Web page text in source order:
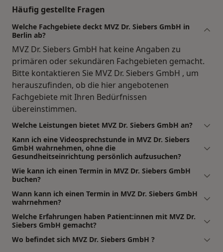
Häufig gestellte Fragen
Welche Fachgebiete deckt MVZ Dr. Siebers GmbH in
Berlin ab?
MVZ Dr. Siebers GmbH hat keine Angaben zu
primären oder sekundären Fachgebieten gemacht.
Bitte kontaktieren Sie MVZ Dr. Siebers GmbH , um
herauszufinden, ob die hier angebotenen
Fachgebiete mit Ihren Bedürfnissen
übereinstimmen.
Welche Leistungen bietet MVZ Dr. Siebers GmbH an?
Kann ich eine Videosprechstunde in MVZ Dr. Siebers
GmbH wahrnehmen, ohne die
Gesundheitseinrichtung persönlich aufzusuchen?
Wie kann ich einen Termin in MVZ Dr. Siebers GmbH
buchen?
Wann kann ich einen Termin in MVZ Dr. Siebers GmbH
wahrnehmen?
Welche Erfahrungen haben Patient:innen mit MVZ Dr.
Siebers GmbH gemacht?
Wo befindet sich MVZ Dr. Siebers GmbH ?